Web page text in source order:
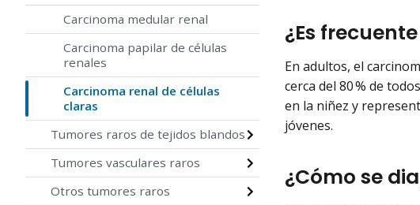
Carcinoma medular renal
Carcinoma papilar de células
renales
Carcinoma renal de células
claras
Tumores raros de tejidos blandos
Tumores vasculares raros
Otros tumores raros
¿Es
En adultos, el
cerca del 80 % de
en la niñez y
jóvenes.
¿Cómo se